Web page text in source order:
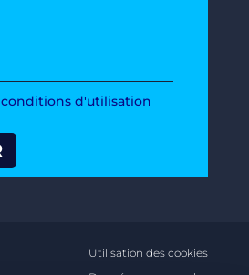
conditions d'utilisation
Utilisation des cookies